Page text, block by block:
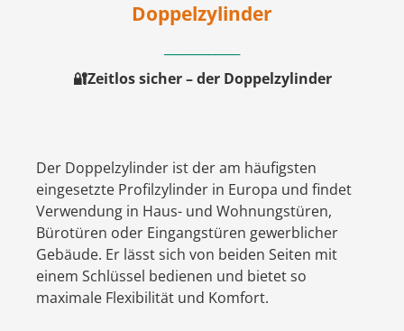
Doppelzylinder
🔐Zeitlos sicher – der Doppelzylinder
Der Doppelzylinder ist der am häufigsten
eingesetzte Profilzylinder in Europa und findet
Verwendung in Haus- und Wohnungstüren,
Bürotüren oder Eingangstüren gewerblicher
Gebäude. Er lässt sich von beiden Seiten mit
einem Schlüssel bedienen und bietet so
maximale Flexibilität und Komfort.